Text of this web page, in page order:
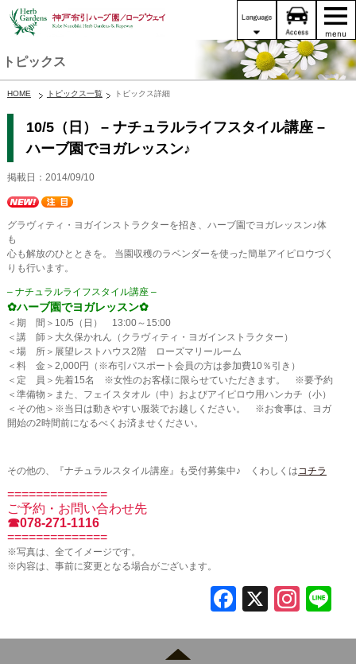
トピックス
HOME トピックス一覧 トピックス詳細
10/5（日） – ナチュラルライフスタイル講座 –
ハーブ園でヨガレッスン♪
掲載日：2014/09/10
グラヴィティ・ヨガインストラクターを招き、ハーブ園でヨガレッスン♪体
も
心も解放のひとときを。 当園収穫のラベンダーを使った簡単アイピロウづく
りも行います。
– ナチュラルライフスタイル講座 –
✿ハーブ園でヨガレッスン✿
＜期 間＞10/5（日） 13:00～15:00
＜講 師＞大久保かれん（クラヴィティ・ヨガインストラクター）
＜場 所＞展望レストハウス2階 ローズマリールーム
＜料 金＞2,000円（※布引パスポート会員の方は参加費10％引き）
＜定 員＞先着15名 ※女性のお客様に限らせていただきます。 ※要予約
＜準備物＞また、フェイスタオル（中）およびアイピロウ用ハンカチ（小）
＜その他＞※当日は動きやすい服装でお越しください。 ※お食事は、ヨガ
開始の2時間前になるべくお済ませください。
その他の、『ナチュラルスタイル講座』も受付募集中♪ くわしくはコチラ
==============
ご予約・お問い合わせ先
☎078-271-1116
==============
※写真は、全てイメージです。
※内容は、事前に変更となる場合がございます。
F X In